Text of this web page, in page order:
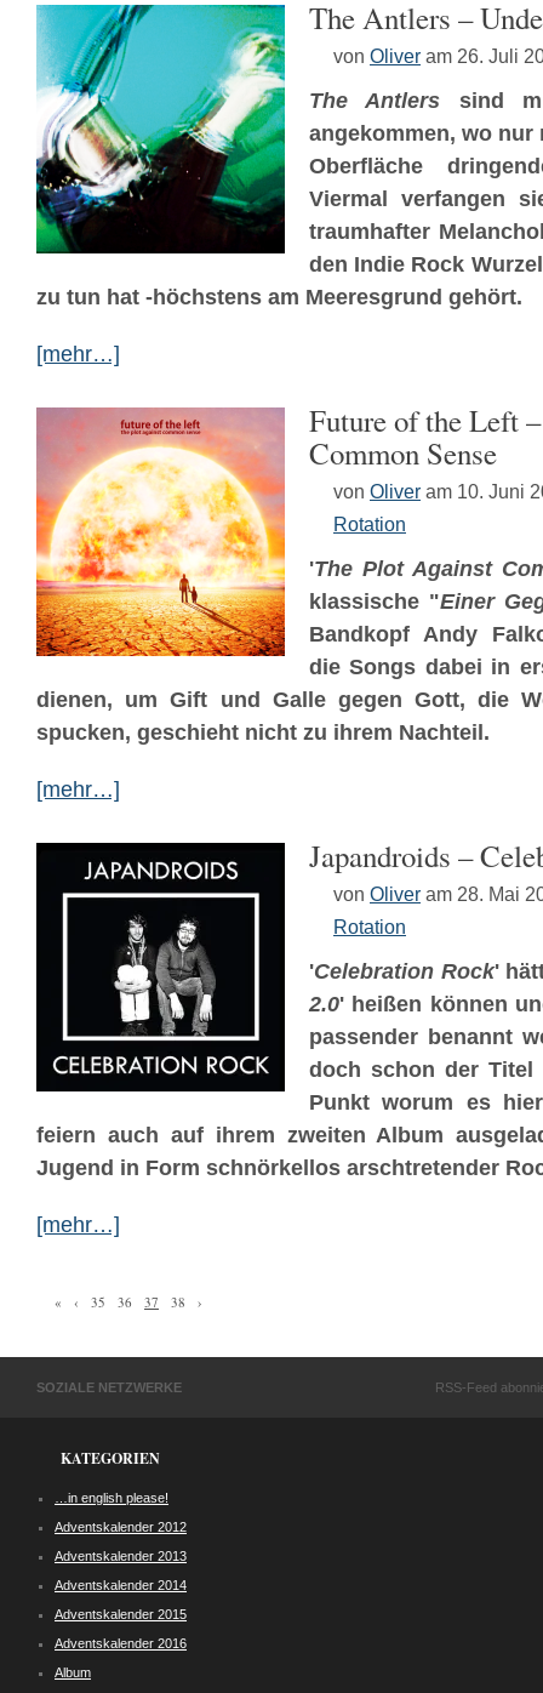
The Antlers –
von Oliver am 26. Juli
The Antlers sind
angekommen, wo
Oberfläche
Viermal verfangen
traumhafter
den Indie Rock
zu tun hat -höchstens am Meeresgrund gehört.
[mehr…]
Future of the Left
Common Sense
von Oliver am 10. Juni
Rotation
'The Plot Against
klassische "Einer
Bandkopf Andy
die Songs dabei in
dienen, um Gift und Galle gegen Gott, die
spucken, geschieht nicht zu ihrem Nachteil.
[mehr…]
Japandroids –
von Oliver am 28. Mai
Rotation
'Celebration Rock'
2.0' heißen können
passender benannt
doch schon der
Punkt worum es
feiern auch auf ihrem zweiten Album
Jugend in Form schnörkellos arschtretender
[mehr…]
« ‹ 35 36 37 38 ›
SOZIALE NETZWERKE RSS-Feed
KATEGORIEN
…in english please!
Adventskalender 2012
Adventskalender 2013
Adventskalender 2014
Adventskalender 2015
Adventskalender 2016
Album